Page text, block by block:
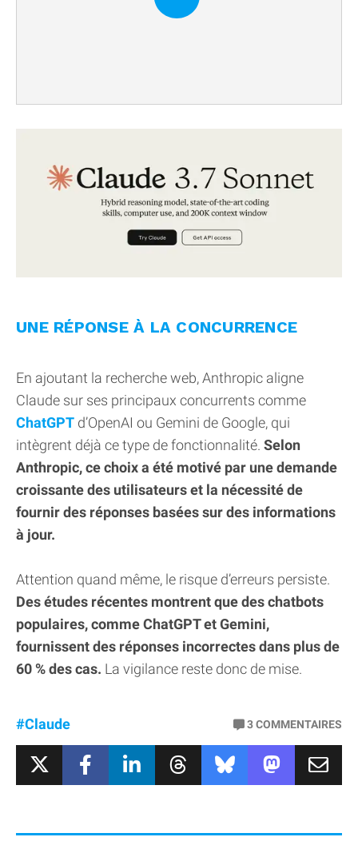
UNE RÉPONSE À LA CONCURRENCE
En ajoutant la recherche web, Anthropic aligne
Claude sur ses principaux concurrents comme
ChatGPT d’OpenAI ou Gemini de Google, qui
intègrent déjà ce type de fonctionnalité. Selon
Anthropic, ce choix a été motivé par une demande
croissante des utilisateurs et la nécessité de
fournir des réponses basées sur des informations
à jour.
Attention quand même, le risque d’erreurs persiste.
Des études récentes montrent que des chatbots
populaires, comme ChatGPT et Gemini,
fournissent des réponses incorrectes dans plus de
60 % des cas. La vigilance reste donc de mise.
#Claude 3COMMENTAIRES